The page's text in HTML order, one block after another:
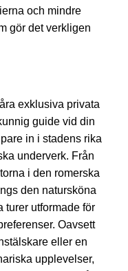
och mindre
gör det verkligen
exklusiva privata
guide vid din
in i stadens rika
underverk. Från
i den romerska
den natursköna
turer utformade för
Oavsett
eller en
upplevelser,